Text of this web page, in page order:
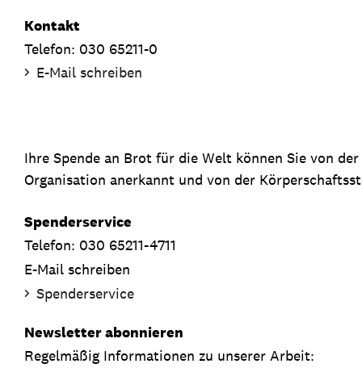
Kontakt
Telefon: 030 65211-0
E-Mail schreiben
Ihre Spende an Brot für die Welt können Sie von
Organisation anerkannt und von der
Spenderservice
Telefon: 030 65211-4711
E-Mail schreiben
Spenderservice
Newsletter abonnieren
Regelmäßig Informationen zu unserer Arbeit: